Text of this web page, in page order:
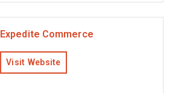
Expedite Commerce
Visit Website